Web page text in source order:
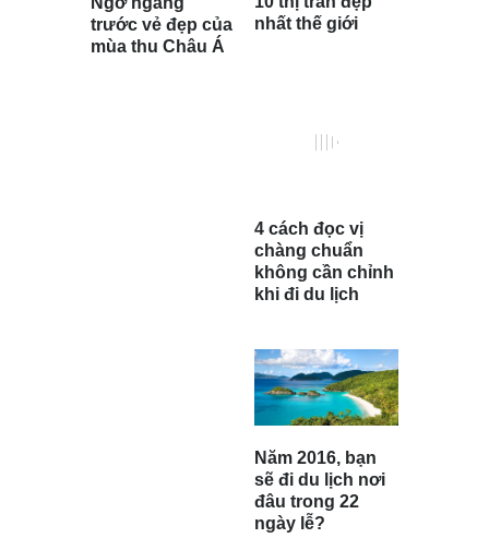
trước vẻ đẹp của
mùa thu Châu Á
nhất thế giới
4 cách đọc vị
chàng chuẩn
không cần chỉnh
khi đi du lịch
Năm 2016, bạn
sẽ đi du lịch nơi
đâu trong 22
ngày lễ?